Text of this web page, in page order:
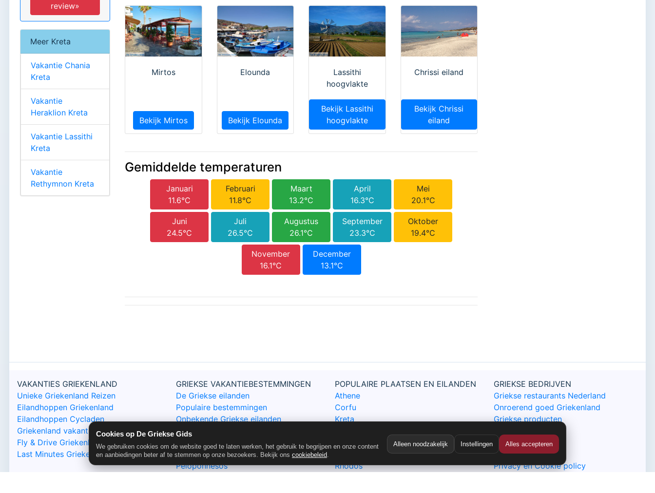
Cookies op De Griekse Gids
We gebruiken cookies om de website goed te laten werken, het gebruik te begrijpen en onze content
en aanbiedingen beter af te stemmen op onze bezoekers. Bekijk ons cookiebeleid.
Alleen noodzakelijk Instellingen Alles accepteren
Mirtos
Bekijk Mirtos
Elounda
Bekijk Elounda
Lassithi
hoogvlakte
Bekijk Lassithi
hoogvlakte
Chrissi eiland
Bekijk Chrissi
eiland
Gemiddelde temperaturen
Januari
11.6°C
Februari
11.8°C
Maart
13.2°C
April
16.3°C
Mei
20.1°C
Juni
24.5°C
Juli
26.5°C
Augustus
26.1°C
September
23.3°C
Oktober
19.4°C
November
16.1°C
December
13.1°C
review»
Meer Kreta
Vakantie Chania
Kreta
Vakantie
Heraklion Kreta
Vakantie Lassithi
Kreta
Vakantie
Rethymnon Kreta
VAKANTIES GRIEKENLAND
Unieke Griekenland Reizen
Eilandhoppen Griekenland
Eilandhoppen Cycladen
Griekenland vakanties
Fly & Drive Griekenland
Last Minutes Griekenland
GRIEKSE VAKANTIEBESTEMMINGEN
De Griekse eilanden
Populaire bestemmingen
Onbekende Griekse eilanden
Kleine Griekse eilanden
Bijzonder Griekenland
Peloponnesos
POPULAIRE PLAATSEN EN EILANDEN
Athene
Corfu
Kreta
Rhodos
GRIEKSE BEDRIJVEN
Griekse restaurants Nederland
Onroerend goed Griekenland
Griekse producten
DE GRIEKSE GIDS
Contact
Privacy en Cookie policy